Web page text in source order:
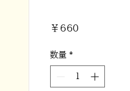
￥660
数量 *